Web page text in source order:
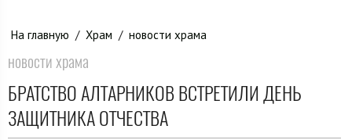
На главную / Храм / новости храма
новости храма
БРАТСТВО АЛТАРНИКОВ ВСТРЕТИЛИ ДЕНЬ
ЗАЩИТНИКА ОТЧЕСТВА